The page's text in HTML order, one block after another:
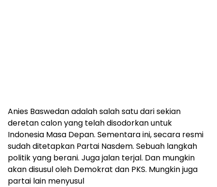
Anies Baswedan adalah salah satu dari sekian
deretan calon yang telah disodorkan untuk
Indonesia Masa Depan. Sementara ini, secara resmi
sudah ditetapkan Partai Nasdem. Sebuah langkah
politik yang berani. Juga jalan terjal. Dan mungkin
akan disusul oleh Demokrat dan PKS. Mungkin juga
partai lain menyusul